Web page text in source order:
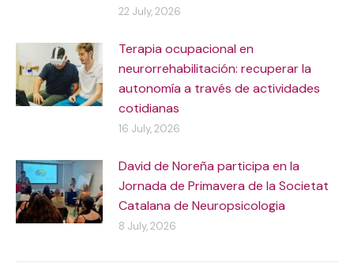
22 July, 2026
Terapia ocupacional en
neurorrehabilitación: recuperar la
autonomía a través de actividades
cotidianas
16 July, 2026
David de Noreña participa en la
Jornada de Primavera de la Societat
Catalana de Neuropsicologia
8 July, 2026